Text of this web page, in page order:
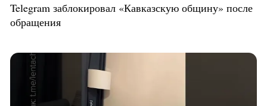
Telegram заблокировал «Кавказскую общину» после
обращения